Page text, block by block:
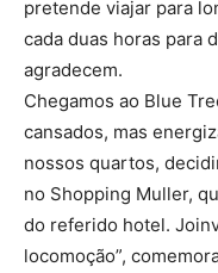
pretende viajar para
cada duas horas para
agradecem.
Chegamos ao Blue
cansados, mas
nossos quartos,
no Shopping Muller,
do referido hotel.
locomoção”,